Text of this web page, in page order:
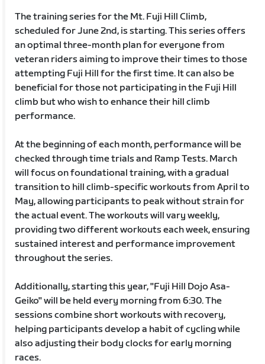
The training series for the Mt. Fuji Hill Climb,
scheduled for June 2nd, is starting. This series offers
an optimal three-month plan for everyone from
veteran riders aiming to improve their times to those
attempting Fuji Hill for the first time. It can also be
beneficial for those not participating in the Fuji Hill
climb but who wish to enhance their hill climb
performance.
At the beginning of each month, performance will be
checked through time trials and Ramp Tests. March
will focus on foundational training, with a gradual
transition to hill climb-specific workouts from April to
May, allowing participants to peak without strain for
the actual event. The workouts will vary weekly,
providing two different workouts each week, ensuring
sustained interest and performance improvement
throughout the series.
Additionally, starting this year, "Fuji Hill Dojo Asa-
Geiko" will be held every morning from 6:30. The
sessions combine short workouts with recovery,
helping participants develop a habit of cycling while
also adjusting their body clocks for early morning
races.